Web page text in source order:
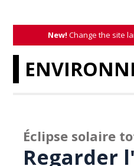
New! Change the site
Éclipse solaire
Regarder